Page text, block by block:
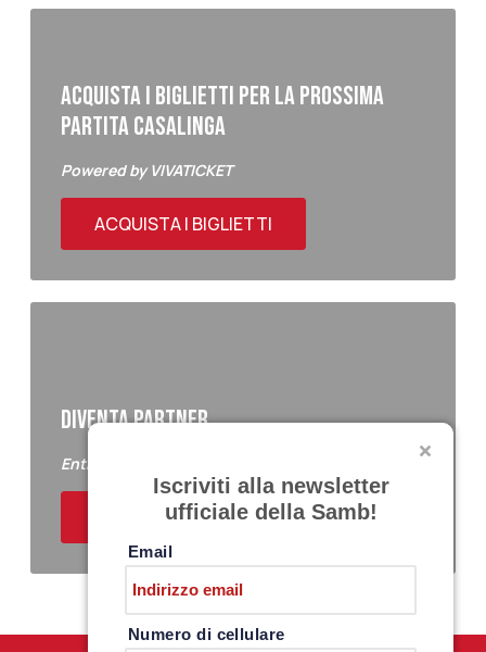
ACQUISTA I BIGLIETTI PER LA PROSSIMA
PARTITA CASALINGA
Powered by VIVATICKET
ACQUISTA I BIGLIETTI
DIVENTA PARTNER
Entra a far parte del Samb Business Club
ACQUISTA I BIGLIETTI
Iscriviti alla newsletter
ufficiale della Samb!
Email
Numero di cellulare